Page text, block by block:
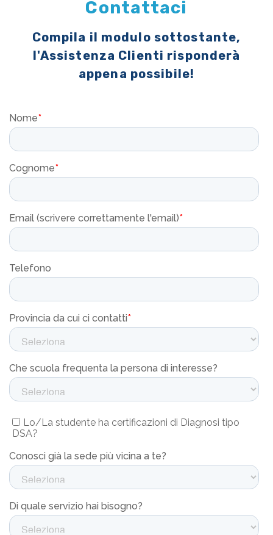
Contattaci
Compila il modulo sottostante,
l'Assistenza Clienti risponderà
appena possibile!